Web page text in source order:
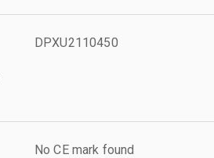
DPXU2110450
No CE mark found